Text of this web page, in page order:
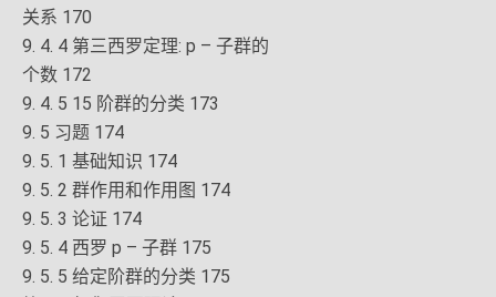
关系 170
9. 4. 4 第三西罗定理: p – 子群的
个数 172
9. 4. 5 15 阶群的分类 173
9. 5 习题 174
9. 5. 1 基础知识 174
9. 5. 2 群作用和作用图 174
9. 5. 3 论证 174
9. 5. 4 西罗 p – 子群 175
9. 5. 5 给定阶群的分类 175